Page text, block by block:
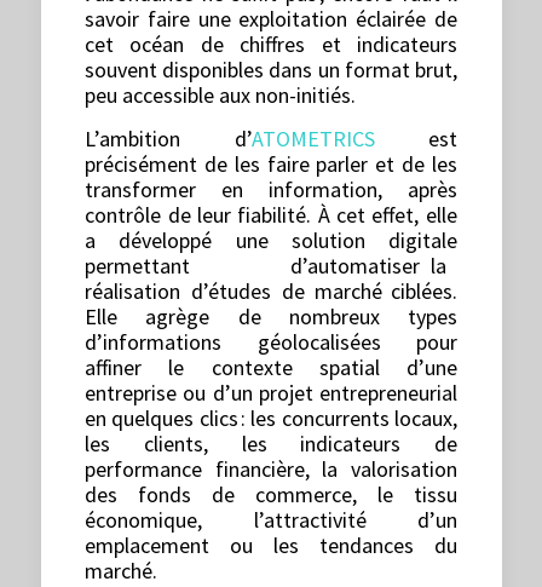
savoir faire une exploitation éclairée de
cet océan de chiffres et indicateurs
souvent disponibles dans un format brut,
peu accessible aux non-initiés.
L’ambition d’ATOMETRICSest
précisément de les faire parler et de les
transformer en information, après
contrôle de leur fiabilité. À cet effet, elle
a développé une solution digitale
permettant d’automatiser la
réalisation d’études de marché ciblées.
Elle agrège de nombreux types
d’informations géolocalisées pour
affiner le contexte spatial d’une
entreprise ou d’un projet entrepreneurial
en quelques clics : les concurrents locaux,
les clients, les indicateurs de
performance financière, la valorisation
des fonds de commerce, le tissu
économique, l’attractivité d’un
emplacement ou les tendances du
marché.